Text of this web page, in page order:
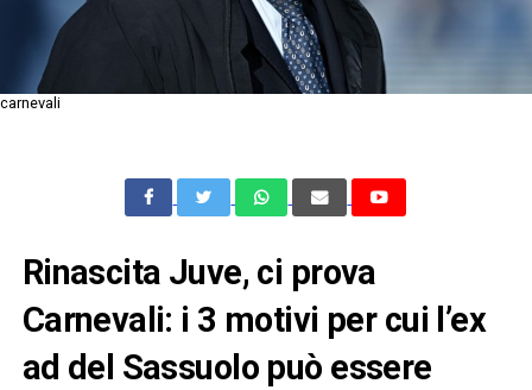
carnevali
Rinascita Juve, ci prova
Carnevali: i 3 motivi per cui l’ex
ad del Sassuolo può essere